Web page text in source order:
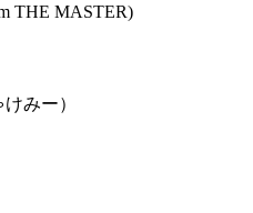
THE MASTER)
みー）